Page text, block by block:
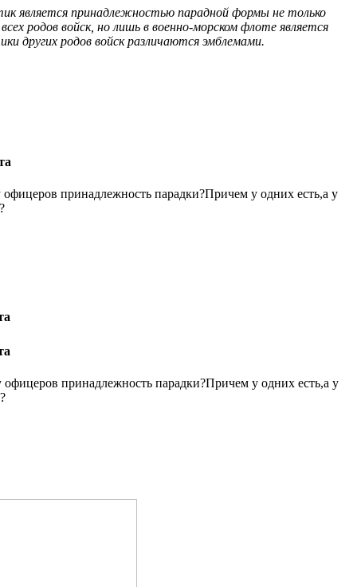
является принадлежностью парадной формы не только
родов войск, но лишь в военно-морском флоте является
других родов войск различаются эмблемами.
принадлежность парадки?Причем у одних есть,а у
принадлежность парадки?Причем у одних есть,а у